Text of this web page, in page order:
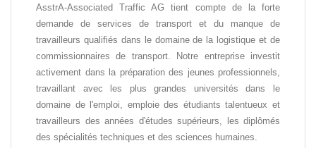
AsstrA-Associated Traffic AG tient compte de la forte
demande de services de transport et du manque de
travailleurs qualifiés dans le domaine de la logistique et de
commissionnaires de transport. Notre entreprise investit
activement dans la préparation des jeunes professionnels,
travaillant avec les plus grandes universités dans le
domaine de l'emploi, emploie des étudiants talentueux et
travailleurs des années d'études supérieurs, les diplômés
des spécialités techniques et des sciences humaines.